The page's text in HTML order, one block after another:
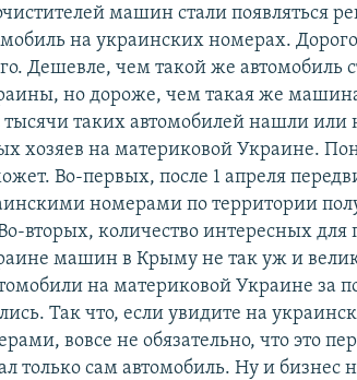
машин стали появляться
на украинских номерах.
Дешевле, чем такой же автомобиль
но дороже, чем такая же
таких автомобилей нашли или
хозяев на материковой Украине.
Во-первых, после 1 апреля
номерами по территории
вторых, количество интересных для
машин в Крыму не так уж и
на материковой Украине за
Так что, если увидите на
вовсе не обязательно, что это
только сам автомобиль. Ну и бизнес